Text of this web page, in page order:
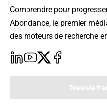
Comprendre pour
Abondance, le premier
des moteurs de recherche